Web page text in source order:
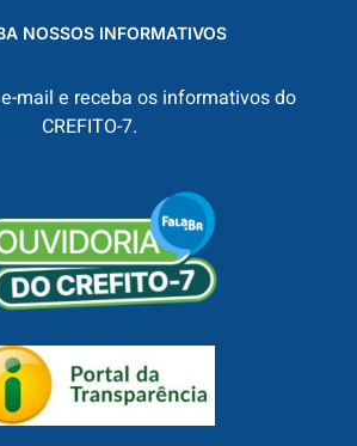
NOSSOS INFORMATIVOS
mail e receba os informativos do
CREFITO-7.